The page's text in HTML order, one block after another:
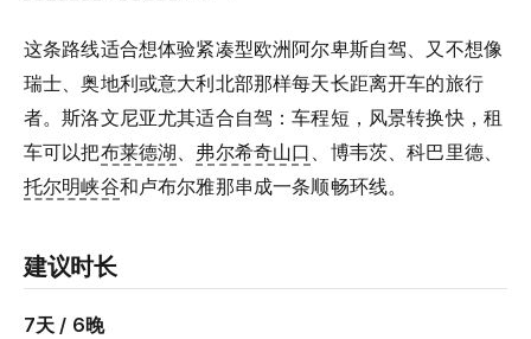
这条路线适合想体验紧凑型欧洲阿尔卑斯自驾、又不想像
瑞士、奥地利或意大利北部那样每天长距离开车的旅行
者。斯洛文尼亚尤其适合自驾：车程短，风景转换快，租
车可以把布莱德湖、 弗尔希奇山口 、博韦茨、科巴里德、
托尔明峡谷和卢布尔雅那串成一条顺畅环线。
建议时长
7天 / 6晚